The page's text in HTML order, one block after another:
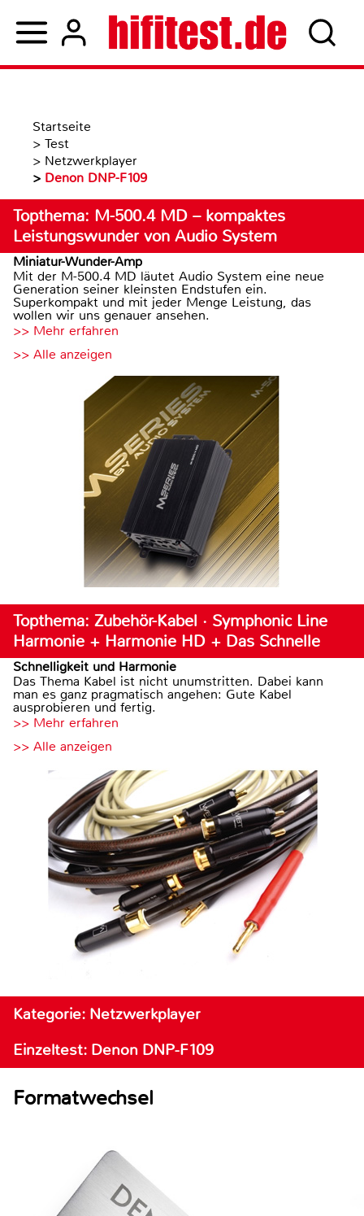
Startseite
> Test
> Netzwerkplayer
> Denon DNP-F109
Topthema: M-500.4 MD – kompaktes
Leistungswunder von Audio System
Miniatur-Wunder-Amp
Mit der M-500.4 MD läutet Audio System eine neue
Generation seiner kleinsten Endstufen ein.
Superkompakt und mit jeder Menge Leistung, das
wollen wir uns genauer ansehen.
>> Mehr erfahren
>> Alle anzeigen
Topthema: Zubehör-Kabel · Symphonic Line
Harmonie + Harmonie HD + Das Schnelle
Schnelligkeit und Harmonie
Das Thema Kabel ist nicht unumstritten. Dabei kann
man es ganz pragmatisch angehen: Gute Kabel
ausprobieren und fertig.
>> Mehr erfahren
>> Alle anzeigen
Kategorie: Netzwerkplayer
Einzeltest: Denon DNP-F109
Formatwechsel